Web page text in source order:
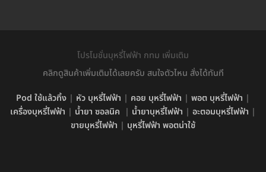
โปรโมชั่นบุหรี่ไฟฟ้า กทม เพิ่มเติม
คลิกดูสินค้าเพิ่มเติมได้เลยครับ สนใจตัวไหน สั่งได้ทันที
Pod ใช้แล้วทิ้ง | หัว บุหรี่ไฟฟ้า | คอย บุหรี่ไฟฟ้า | พอต บุหรี่ไฟฟ้า |
เครื่องบุหรี่ไฟฟ้า | น้ำยา ซอลนิค | น้ำยาบุหรี่ไฟฟ้า | อะตอมบุหรี่ไฟฟ้า |
ขายบุหรี่ไฟฟ้า | บุหรี่ไฟฟ้า พอตน่าใช้